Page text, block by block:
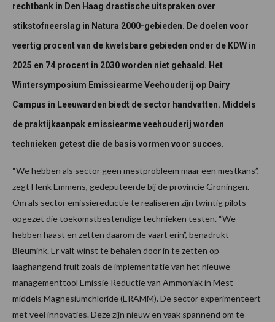
rechtbank in Den Haag drastische uitspraken over
stikstofneerslag in Natura 2000-gebieden. De doelen voor
veertig procent van de kwetsbare gebieden onder de KDW in
2025 en 74 procent in 2030 worden niet gehaald. Het
Wintersymposium Emissiearme Veehouderij op Dairy
Campus in Leeuwarden biedt de sector handvatten. Middels
de praktijkaanpak emissiearme veehouderij worden
technieken getest die de basis vormen voor succes.
“We hebben als sector geen mestprobleem maar een mestkans”,
zegt Henk Emmens, gedeputeerde bij de provincie Groningen.
Om als sector emissiereductie te realiseren zijn twintig pilots
opgezet die toekomstbestendige technieken testen. “We
hebben haast en zetten daarom de vaart erin”, benadrukt
Bleumink. Er valt winst te behalen door in te zetten op
laaghangend fruit zoals de implementatie van het nieuwe
managementtool Emissie Reductie van Ammoniak in Mest
middels Magnesiumchloride (ERAMM). De sector experimenteert
met veel innovaties. Deze zijn nieuw en vaak spannend om te